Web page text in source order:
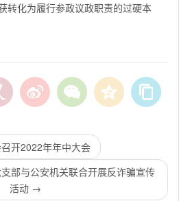
转化为履行参政议政职责的过硬本
开2022年年中大会
部与公安机关联合开展反诈骗宣传
活动 →